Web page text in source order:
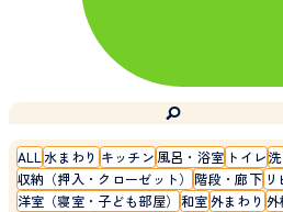
ALL水まわり キッチン風呂・浴室 トイレ
収納（押入・クローゼット）階段・廊下リ
洋室（寝室・子ども部屋）和室外まわり 外